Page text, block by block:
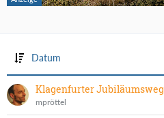
Datum
Klagenfurter Jubiläumsweg
mpröttel